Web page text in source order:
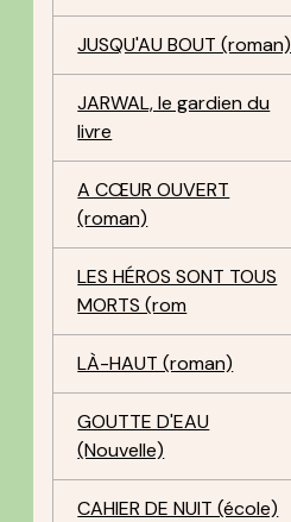
JUSQU'AU BOUT (roman)
JARWAL, le gardien du
livre
A CŒUR OUVERT
(roman)
LES HÉROS SONT TOUS
MORTS (rom
LÀ-HAUT (roman)
GOUTTE D'EAU
(Nouvelle)
CAHIER DE NUIT (école)